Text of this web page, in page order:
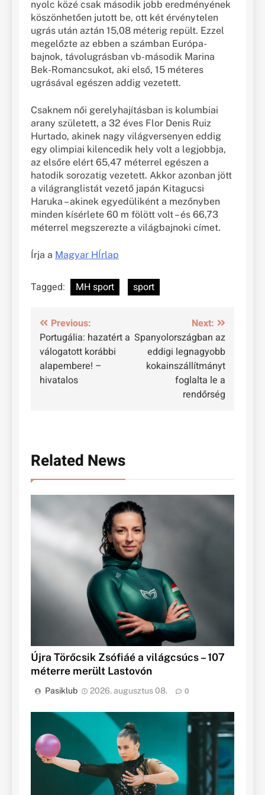
nyolc közé csak második jobb eredményének
köszönhetően jutott be, ott két érvénytelen
ugrás után aztán 15,08 méterig repült. Ezzel
megelőzte az ebben a számban Európa-
bajnok, távolugrásban vb-második Marina
Bek-Romancsukot, aki első, 15 méteres
ugrásával egészen addig vezetett.
Csaknem női gerelyhajításban is kolumbiai
arany született, a 32 éves Flor Denis Ruiz
Hurtado, akinek nagy világversenyen eddig
egy olimpiai kilencedik hely volt a legjobbja,
az elsőre elért 65,47 méterrel egészen a
hatodik sorozatig vezetett. Akkor azonban jött
a világranglistát vezető japán Kitagucsi
Haruka – akinek egyedüliként a mezőnyben
minden kísérlete 60 m fölött volt – és 66,73
méterrel megszerezte a világbajnoki címet.
Írja a Magyar HÍrlap
Tagged: MH sport sport
Bejegyzés
navigáció
Previous:
Portugália: hazatért a
válogatott korábbi
alapembere! –
hivatalos
Next:
Spanyolországban az
eddigi legnagyobb
kokainszállítmányt
foglalta le a
rendőrség
Related News
Újra Törőcsik Zsófiáé a világcsúcs – 107
méterre merült Lastovón
Pasiklub 2026. augusztus 08. 0